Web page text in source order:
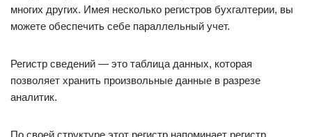
многих других. Имея несколько регистров бухгалтерии, вы
можете обеспечить себе параллельный учет.
Регистр сведений — это таблица данных, которая
позволяет хранить произвольные данные в разрезе
аналитик.